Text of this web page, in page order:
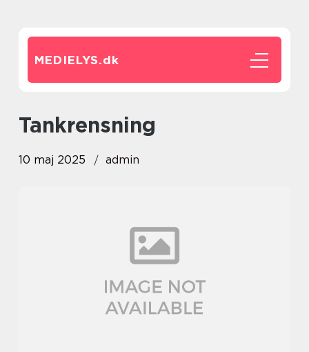
MEDIELYS.dk
Tankrensning
10 maj 2025 admin